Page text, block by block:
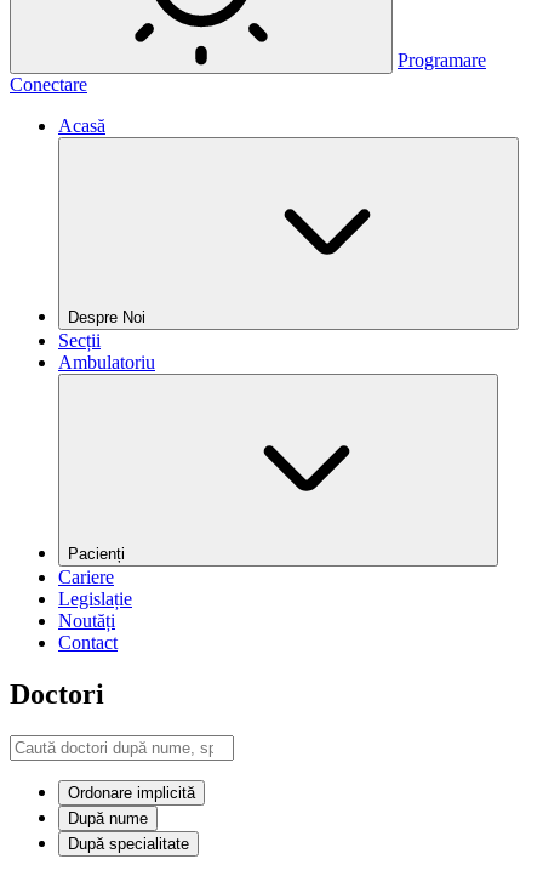
Programare
Conectare
Acasă
Despre Noi
Secții
Ambulatoriu
Pacienți
Cariere
Legislație
Noutăți
Contact
Doctori
Ordonare implicită
După nume
După specialitate